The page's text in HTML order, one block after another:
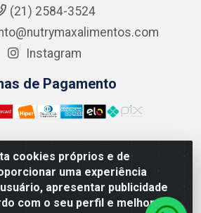
cookies próprios e de
uma experiência
apresentar publicidade
com o seu perfil e melhorar a
(21) 2584-3524
Instagram
de Pagamento
DE PRODUTOS ALIMENTICIOS
721 PENHA CIRCULAR/RJ -
15.796.122/0001-03